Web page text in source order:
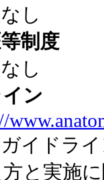
制度
ン
ライン
と実施